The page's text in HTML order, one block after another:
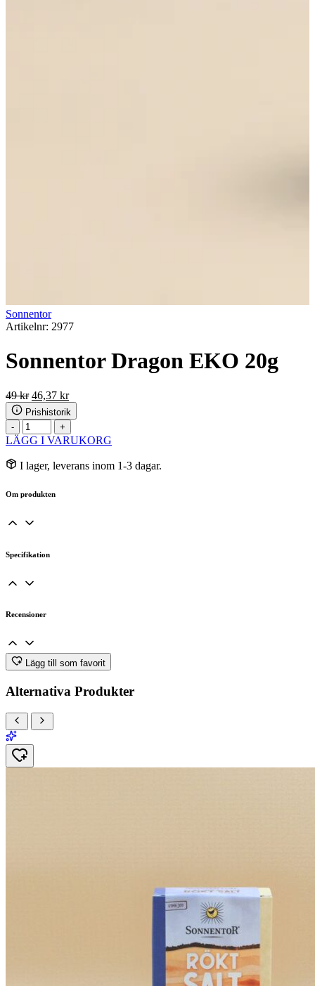
Sonnentor
Artikelnr: 2977
Sonnentor Dragon EKO 20g
49kr Det
ursprungliga
priset
var:
49 kr.
46,37 krDet
nuvarande
priset
är:
46,37 kr.
Prishistorik
-
Sonnentor
Dragon
20g
mängd
+
LÄGG I VARUKORG
I lager, leverans inom 1-3 dagar.
Om produkten
Specifikation
Recensioner
Lägg till som favorit
Alternativa Produkter